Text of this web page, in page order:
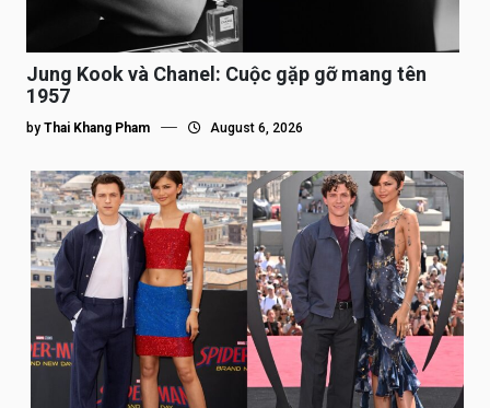
Jung Kook và Chanel: Cuộc gặp gỡ mang tên
1957
by Thai Khang Pham August 6, 2026